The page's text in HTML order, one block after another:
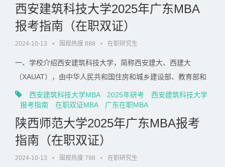
设工程实施高校、国家“十四五”教育强国推进工程建设高校、陕
西省高水平大学建设高校、陕西省国家“双一流”重......
西安建筑科技大学2025年广东MBA
报考指南（在职双证）
2024-10-13 • 围观热度 888 • 在职研究生
一、学校介绍西安建筑科技大学，简称西安建大、西建大
（XAUAT），由中华人民共和国住房和城乡建设部、教育部和
陕西省人民政府共建，“建筑老八校”之一，原冶金工业部直属重
点大学，国家“中西部高校基础能力建设工程”与“特色重点学科
项目”高校，陕西省省属高水平大学，全国首批博士、硕士和学
士学位授权单位；入选111计划、首批国家......
西安建筑科技大学MBA 2025年研考
西安建筑科技大学
报考指南
在职双证MBA 广东在职MBA
陕西师范大学2025年广东MBA报考
指南（在职双证）
2024-10-13 • 围观热度 798 • 在职研究生